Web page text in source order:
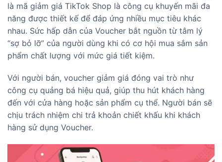
là mã giảm giá TikTok Shop là công cụ khuyến mãi đa
năng được thiết kế để đáp ứng nhiều mục tiêu khác
nhau. Sức hấp dẫn của Voucher bắt nguồn từ tâm lý
“sợ bỏ lỡ” của người dùng khi có cơ hội mua sắm sản
phẩm chất lượng với mức giá tiết kiệm.
Với người bán, voucher giảm giá đóng vai trò như
công cụ quảng bá hiệu quả, giúp thu hút khách hàng
đến với cửa hàng hoặc sản phẩm cụ thể. Người bán sẽ
chịu trách nhiệm chi trả khoản chiết khấu khi khách
hàng sử dụng Voucher.